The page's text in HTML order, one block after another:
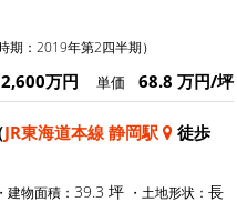
期：2019年第2四半期）
2,600万円 単価 68.8 万円/坪
JR東海道本線 静岡駅
徒歩
・建物面積： 39.3 坪 ・土地形状： 長